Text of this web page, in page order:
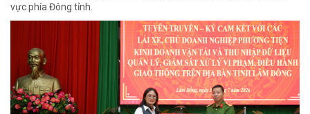
vực phía Đông tỉnh.